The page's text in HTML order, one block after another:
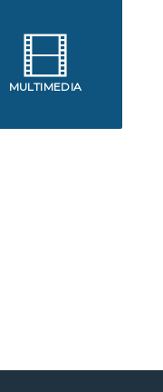
MULTIMEDIA